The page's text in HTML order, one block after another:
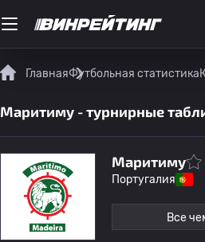
ГлавнаяФутбольная статистика
Маритиму - турнирные
Маритиму
Португалия
Все